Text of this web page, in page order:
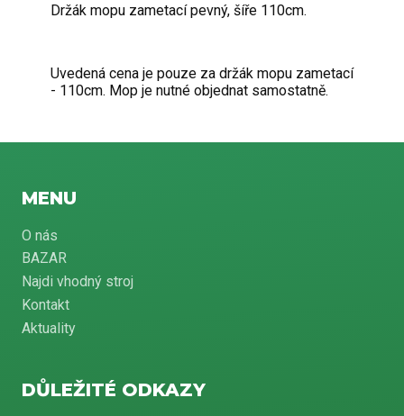
Držák mopu zametací pevný, šíře 110cm.
Uvedená cena je pouze za držák mopu zametací
- 110cm. Mop je nutné objednat samostatně.
MENU
O nás
BAZAR
Najdi vhodný stroj
Kontakt
Aktuality
DŮLEŽITÉ ODKAZY